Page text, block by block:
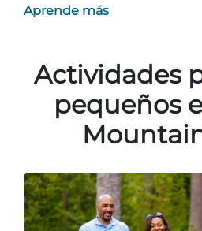
Aprende más
Actividades
pequeños